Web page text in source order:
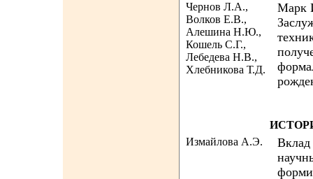
Чернов Л.А.,
Волков Е.В.,
Алешина Н.Ю.,
Кошель С.Г.,
Лебедева Н.В.,
Хлебникова Т.Д.
Марк
Измайлова А.Э.
Вклад